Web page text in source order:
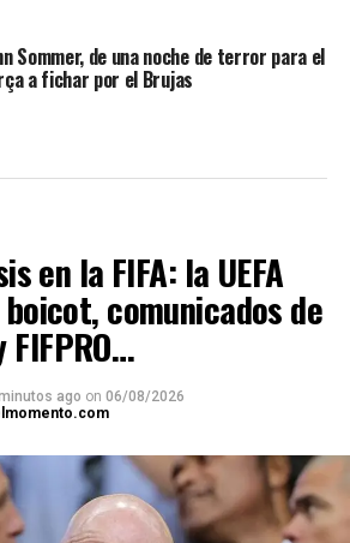
Sommer, de una noche de terror para el
a fichar por el Brujas
en la FIFA: la UEFA
comunicados de
FIFPRO…
ago on 06/08/2026